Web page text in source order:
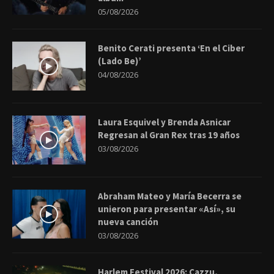
05/08/2026
Benito Cerati presenta ‘En el Ciber
(Lado Be)’
04/08/2026
Laura Esquivel y Brenda Asnicar
Regresan al Gran Rex tras 19 años
03/08/2026
Abraham Mateo y María Becerra se
unieron para presentar «Así», su
nueva canción
03/08/2026